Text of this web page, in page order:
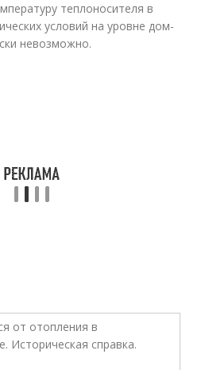
теплоносителя в
условий на уровне дом-
невозможно.